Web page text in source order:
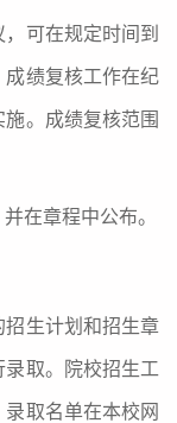
可在规定时间到
绩复核工作在纪
。成绩复核范围
在章程中公布。
生计划和招生章
取。院校招生工
取名单在本校网